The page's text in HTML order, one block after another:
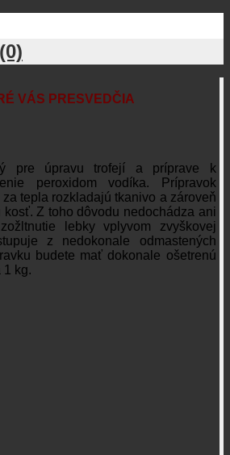
VÁS PRESVEDČIA
pre úpravu trofejí a príprave k
peroxidom vodíka. Prípravok
tepla rozkladajú tkanivo a zároveň
Z toho dôvodu nedochádza ani
lebky vplyvom zvyškovej
z nedokonale odmastených
budete mať dokonale ošetrenú
1 kg.